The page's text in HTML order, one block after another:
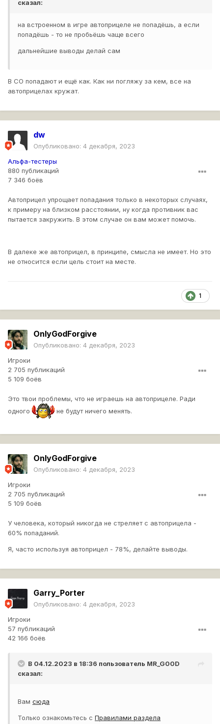
сказал:
на встроенном в игре автоприцеле не попадёшь, а если
попадёшь - то не пробьёшь чаще всего
дальнейшие выводы делай сам
В СО попадают и ещё как. Как ни погляжу за кем, все на
автоприцелах кружат.
dw
Опубликовано: 4 декабря, 2023
Альфа-тестеры
880 публикаций
7 346 боёв
Автоприцел упрощает попадания только в некоторых случаях,
к примеру на близком расстоянии, ну когда противник вас
пытается закружить. В этом случае он вам может помочь.
В далеке же автоприцел, в принципе, смысла не имеет. Но это
не относится если цель стоит на месте.
1
OnlyGodForgive
Опубликовано: 4 декабря, 2023
Игроки
2 705 публикаций
5 109 боёв
Это твои проблемы, что не играешь на автоприцеле. Ради
одного
не будут ничего менять.
OnlyGodForgive
Опубликовано: 4 декабря, 2023
Игроки
2 705 публикаций
5 109 боёв
У человека, который никогда не стреляет с автоприцела -
60% попаданий.
Я, часто используя автоприцел - 78%, делайте выводы.
Garry_Porter
Опубликовано: 4 декабря, 2023
Игроки
57 публикаций
42 166 боёв
В 04.12.2023 в 18:36 пользователь MR_G00D
сказал:
Вам сюда
Только ознакомьтесь с Правилами раздела